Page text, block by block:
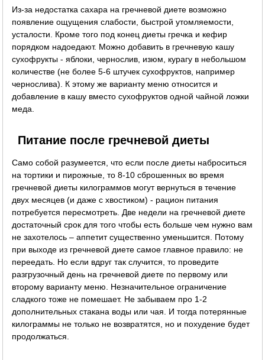
Из-за недостатка сахара на гречневой диете возможно
появление ощущения слабости, быстрой утомляемости,
усталости. Кроме того под конец диеты гречка и кефир
порядком надоедают. Можно добавить в гречневую кашу
сухофрукты - яблоки, чернослив, изюм, курагу в небольшом
количестве (не более 5-6 штучек сухофруктов, например
чернослива). К этому же варианту меню относится и
добавление в кашу вместо сухофруктов одной чайной ложки
меда.
Питание после гречневой диеты
Само собой разумеется, что если после диеты наброситься
на тортики и пирожные, то 8-10 сброшенных во время
гречневой диеты килограммов могут вернуться в течение
двух месяцев (и даже с хвостиком) - рацион питания
потребуется пересмотреть. Две недели на гречневой диете
достаточный срок для того чтобы есть больше чем нужно вам
не захотелось – аппетит существенно уменьшится. Потому
при выходе из гречневой диете самое главное правило: не
переедать. Но если вдруг так случится, то проведите
разгрузочный день на гречневой диете по первому или
второму варианту меню. Незначительное ограничение
сладкого тоже не помешает. Не забываем про 1-2
дополнительных стакана воды или чая. И тогда потерянные
килограммы не только не возвратятся, но и похудение будет
продолжаться.